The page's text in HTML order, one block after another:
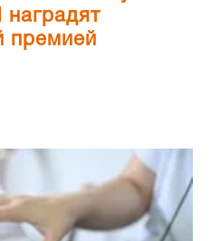
премией